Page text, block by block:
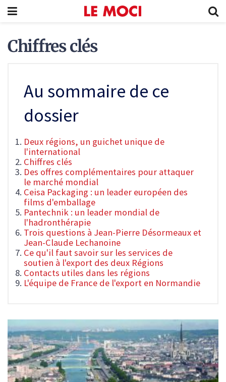
Chiffres clés
Au sommaire de ce
dossier
Deux régions, un guichet unique de
l'international
Chiffres clés
Des offres complémentaires pour attaquer
le marché mondial
Ceisa Packaging : un leader européen des
films d'emballage
Pantechnik : un leader mondial de
l'hadronthérapie
Trois questions à Jean-Pierre Désormeaux et
Jean-Claude Lechanoine
Ce qu'il faut savoir sur les services de
soutien à l'export des deux Régions
Contacts utiles dans les régions
L'équipe de France de l'export en Normandie